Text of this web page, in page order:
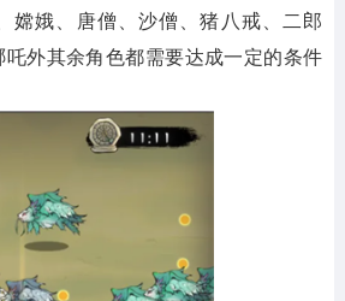
嫦娥、唐僧、沙僧、猪八戒、二郎
外其余角色都需要达成一定的条件